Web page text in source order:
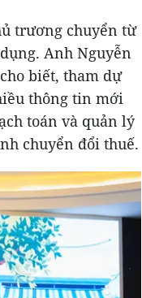
trương chuyển từ
Anh Nguyễn
biết, tham dự
thông tin mới
toán và quản lý
chuyển đổi thuế.